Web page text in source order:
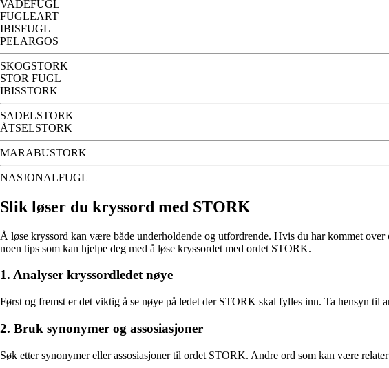
VADEFUGL
FUGLEART
IBISFUGL
PELARGOS
SKOGSTORK
STOR FUGL
IBISSTORK
SADELSTORK
ÅTSELSTORK
MARABUSTORK
NASJONALFUGL
Slik løser du kryssord med STORK
Å løse kryssord kan være både underholdende og utfordrende. Hvis du har kommet
noen tips som kan hjelpe deg med å løse kryssordet med ordet STORK.
1. Analyser kryssordledet nøye
Først og fremst er det viktig å se nøye på ledet der STORK skal fylles inn. Ta hensyn til
2. Bruk synonymer og assosiasjoner
Søk etter synonymer eller assosiasjoner til ordet STORK. Andre ord som kan være